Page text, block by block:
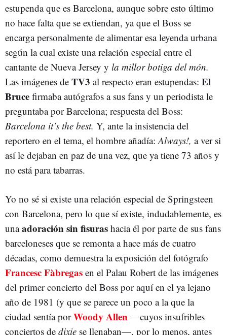
estupenda que es Barcelona, aunque sobre esto último
no hace falta que se extiendan, ya que el Boss se
encarga personalmente de alimentar esa leyenda urbana
según la cual existe una relación especial entre el
cantante de Nueva Jersey y la millor botiga del món.
Las imágenes de TV3 al respecto eran estupendas: El
Bruce firmaba autógrafos a sus fans y un periodista le
preguntaba por Barcelona; respuesta del Boss:
Barcelona it’s the best. Y, ante la insistencia del
reportero en el tema, el hombre añadía:Always!, a ver si
así le dejaban en paz de una vez, que ya tiene 73 años y
no está para tabarras.
Yo no sé si existe una relación especial de Springsteen
con Barcelona, pero lo que sí existe, indudablemente, es
unaadoración sin fisuras hacia él por parte de sus fans
barceloneses que se remonta a hace más de cuatro
décadas, como demuestra la exposición del fotógrafo
Francesc Fàbregas en el Palau Robert de las imágenes
del primer concierto del Boss por aquí en el ya lejano
año de 1981 (y que se parece un poco a la que la
ciudad sentía porWoody Allen —cuyos insufribles
conciertos de dixie se llenaban—, por lo menos, antes